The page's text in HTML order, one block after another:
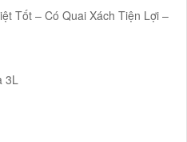
Tốt – Có Quai Xách Tiện Lợi –